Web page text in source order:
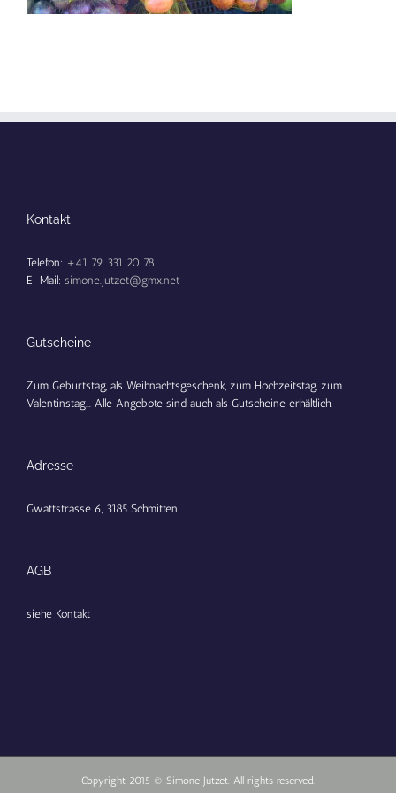
Kontakt
Telefon: +41 79 331 20 78
E-Mail: simone.jutzet@gmx.net
Gutscheine
Zum Geburtstag, als Weihnachtsgeschenk, zum Hochzeitstag, zum
Valentinstag... Alle Angebote sind auch als Gutscheine erhältlich.
Adresse
Gwattstrasse 6, 3185 Schmitten
AGB
siehe Kontakt
Copyright 2015 © Simone Jutzet. All rights reserved.